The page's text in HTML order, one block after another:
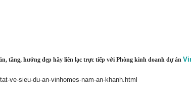
tầng, hướng đẹp hãy liên lạc trực tiếp với Phòng kinh doanh dự án
ve-sieu-du-an-vinhomes-nam-an-khanh.html